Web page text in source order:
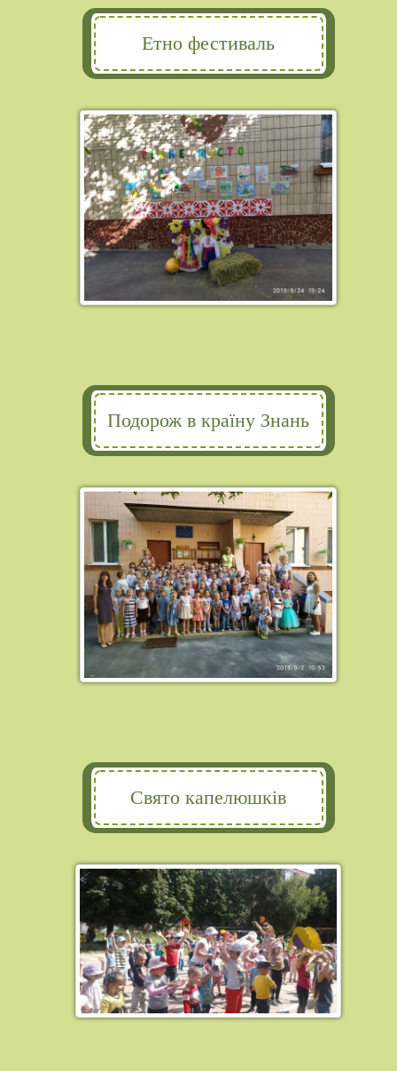
Етно фестиваль
Подорож в країну Знань
Свято капелюшків